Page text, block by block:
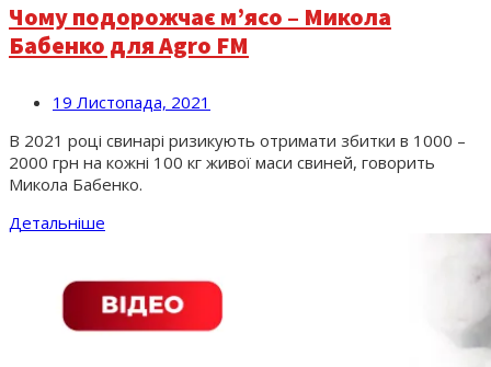
Чому подорожчає м’ясо – Микола
Бабенко для Agro FM
19 Листопада, 2021
В 2021 році свинарі ризикують отримати збитки в 1000 –
2000 грн на кожні 100 кг живої маси свиней, говорить
Микола Бабенко.
Детальніше